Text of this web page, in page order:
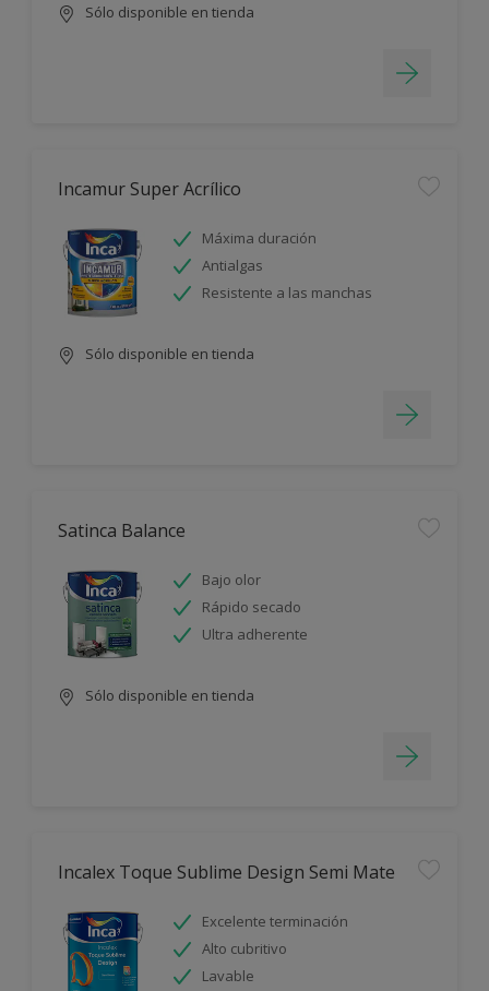
Sólo disponible en tienda
Incamur Super Acrílico
Máxima duración
Antialgas
Resistente a las manchas
Sólo disponible en tienda
Satinca Balance
Bajo olor
Rápido secado
Ultra adherente
Sólo disponible en tienda
Incalex Toque Sublime Design Semi Mate
Excelente terminación
Alto cubritivo
Lavable